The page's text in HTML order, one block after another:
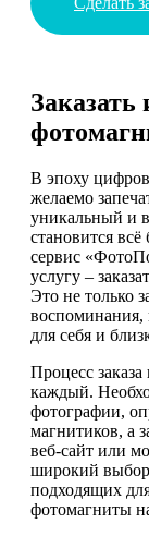
Заказать
В эпоху
желаемо
уникальный и
становится
сервис
услугу –
Это не только
воспоминания,
для себя и
Процесс
каждый.
фотографии,
магнитиков, а
веб-сайт или
широкий выбор
подходящих
фотомагниты